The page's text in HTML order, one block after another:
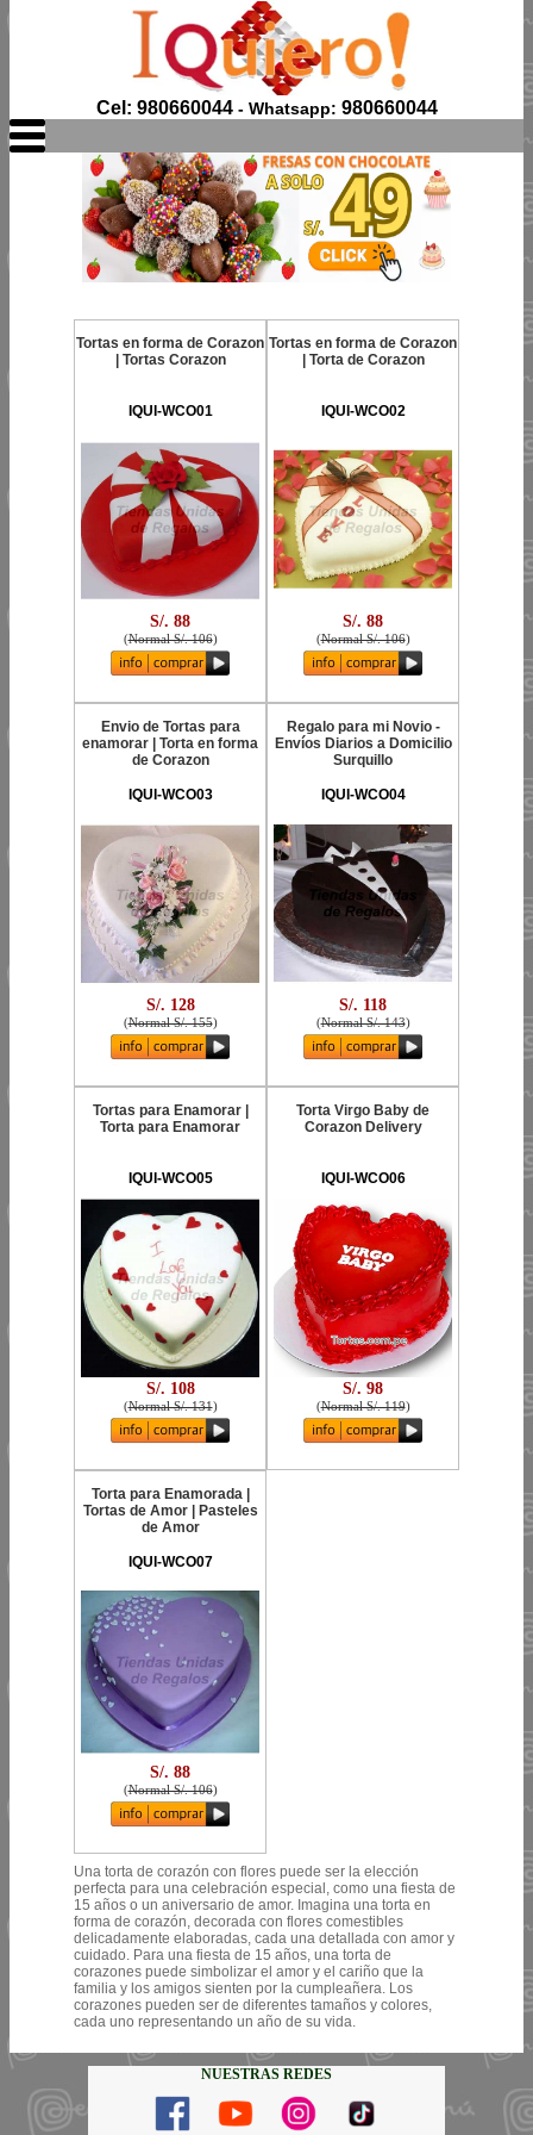
Cel: 980660044- Whatsapp: 980660044
Tortas en forma de Corazon
| Tortas Corazon
IQUI-WCO01
S/. 88
(Normal S/. 106)
Tortas en forma de Corazon
| Torta de Corazon
IQUI-WCO02
S/. 88
(Normal S/. 106)
Envio de Tortas para
enamorar | Torta en forma
de Corazon
IQUI-WCO03
S/. 128
(Normal S/. 155)
Regalo para mi Novio -
Envíos Diarios a Domicilio
Surquillo
IQUI-WCO04
S/. 118
(Normal S/. 143)
Tortas para Enamorar |
Torta para Enamorar
IQUI-WCO05
S/. 108
(Normal S/. 131)
Torta Virgo Baby de
Corazon Delivery
IQUI-WCO06
S/. 98
(Normal S/. 119)
Torta para Enamorada |
Tortas de Amor | Pasteles
de Amor
IQUI-WCO07
S/. 88
(Normal S/. 106)
Una torta de corazón con flores puede ser la elección
perfecta para una celebración especial, como una fiesta de
15 años o un aniversario de amor. Imagina una torta en
forma de corazón, decorada con flores comestibles
delicadamente elaboradas, cada una detallada con amor y
cuidado. Para una fiesta de 15 años, una torta de
corazones puede simbolizar el amor y el cariño que la
familia y los amigos sienten por la cumpleañera. Los
corazones pueden ser de diferentes tamaños y colores,
cada uno representando un año de su vida.
NUESTRAS REDES